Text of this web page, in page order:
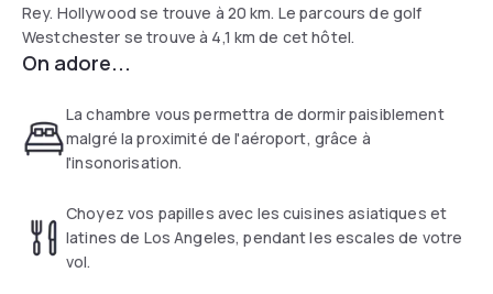
Rey. Hollywood se trouve à 20 km. Le parcours de golf
Westchester se trouve à 4,1 km de cet hôtel.
On adore...
La chambre vous permettra de dormir paisiblement
malgré la proximité de l'aéroport, grâce à
l'insonorisation.
Choyez vos papilles avec les cuisines asiatiques et
latines de Los Angeles, pendant les escales de votre
vol.